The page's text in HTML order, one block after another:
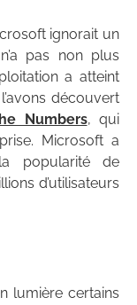
ignorait un
pas non plus
a atteint
découvert
Numbers, qui
Microsoft a
popularité de
d’utilisateurs
lumière certains